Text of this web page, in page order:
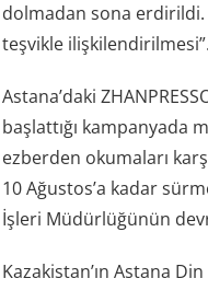
dolmadan sona erdirildi.
teşvikle ilişkilendirilmesi”.
Astana’daki
başlattığı kampanyada
ezberden okumaları
10 Ağustos’a kadar
İşleri Müdürlüğünün
Kazakistan’ın Astana